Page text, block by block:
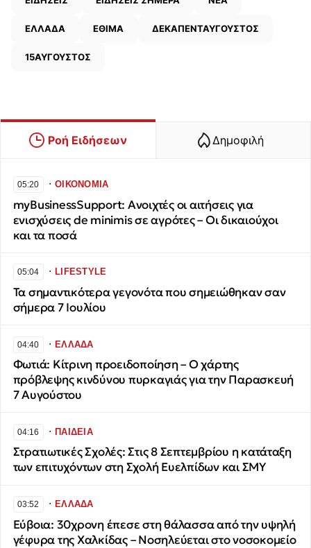
ΕΛΛΑΔΑ ΕΘΙΜΑ ΔΕΚΑΠΕΝΤΑΥΓΟΥΣΤΟΣ
15ΑΥΓΟΥΣΤΟΣ
Ροή Ειδήσεων Δημοφιλή
05:20 ∙ΟΙΚΟΝΟΜΙΑ
myBusinessSupport: Ανοιχτές οι αιτήσεις για
ενισχύσεις de minimis σε αγρότες – Οι δικαιούχοι
και τα ποσά
05:04 ∙LIFESTYLE
Τα σημαντικότερα γεγονότα που σημειώθηκαν σαν
σήμερα 7 Ιουλίου
04:40 ∙ΕΛΛΑΔΑ
Φωτιά: Κίτρινη προειδοποίηση – Ο χάρτης
πρόβλεψης κινδύνου πυρκαγιάς για την Παρασκευή
7 Αυγούστου
04:16 ∙ΠΑΙΔΕΙΑ
Στρατιωτικές Σχολές: Στις 8 Σεπτεμβρίου η κατάταξη
των επιτυχόντων στη Σχολή Ευελπίδων και ΣΜΥ
03:52 ∙ΕΛΛΑΔΑ
Εύβοια: 30χρονη έπεσε στη θάλασσα από την υψηλή
γέφυρα της Χαλκίδας – Νοσηλεύεται στο νοσοκομείο